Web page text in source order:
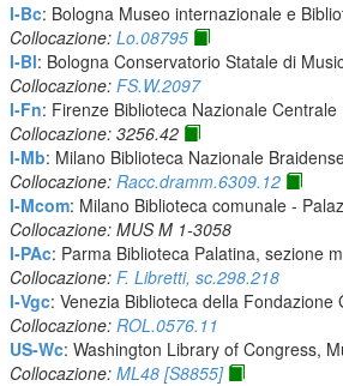
I-Bc: Bologna Museo internazionale e
Collocazione: Lo.08795
I-Bl: Bologna Conservatorio Statale di
Collocazione: FS.W.2097
I-Fn: Firenze Biblioteca Nazionale Centrale
Collocazione: 3256.42
I-Mb: Milano Biblioteca Nazionale
Collocazione: Racc.dramm.6309.12
I-Mcom: Milano Biblioteca comunale -
Collocazione: MUS M 1-3058
I-PAc: Parma Biblioteca Palatina, sezione
Collocazione: F. Libretti, sc.298.218
I-Vgc: Venezia Biblioteca della Fondazione
Collocazione: ROL.0576.11
US-Wc: Washington Library of Congress,
Collocazione: ML48 [S8855]